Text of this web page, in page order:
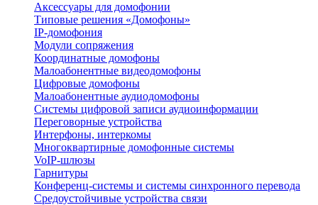
Аксессуары для домофонии
Типовые решения «Домофоны»
IP-домофония
Модули сопряжения
Координатные домофоны
Малоабонентные видеодомофоны
Цифровые домофоны
Малоабонентные аудиодомофоны
Системы цифровой записи аудиоинформации
Переговорные устройства
Интерфоны, интеркомы
Многоквартирные домофонные системы
VoIP-шлюзы
Гарнитуры
Конференц-системы и системы синхронного перевода
Средоустойчивые устройства связи